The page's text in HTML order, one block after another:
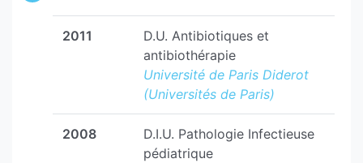
2011
D.U. Antibiotiques et
antibiothérapie
Université de Paris Diderot
(Universités de Paris)
2008
D.I.U. Pathologie Infectieuse
pédiatrique